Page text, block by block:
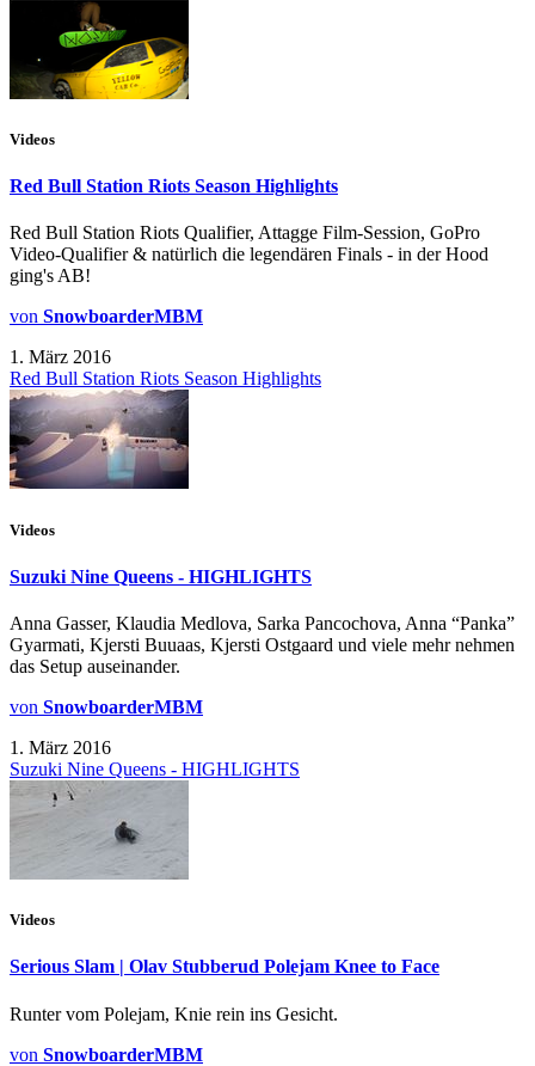
Videos
Red Bull Station Riots Season Highlights
Red Bull Station Riots Qualifier, Attagge Film-Session, GoPro
Video-Qualifier & natürlich die legendären Finals - in der Hood
ging's AB!
von SnowboarderMBM
1. März 2016
Red Bull Station Riots Season Highlights
Videos
Suzuki Nine Queens - HIGHLIGHTS
Anna Gasser, Klaudia Medlova, Sarka Pancochova, Anna “Panka”
Gyarmati, Kjersti Buuaas, Kjersti Ostgaard und viele mehr nehmen
das Setup auseinander.
von SnowboarderMBM
1. März 2016
Suzuki Nine Queens - HIGHLIGHTS
Videos
Serious Slam | Olav Stubberud Polejam Knee to Face
Runter vom Polejam, Knie rein ins Gesicht.
von SnowboarderMBM